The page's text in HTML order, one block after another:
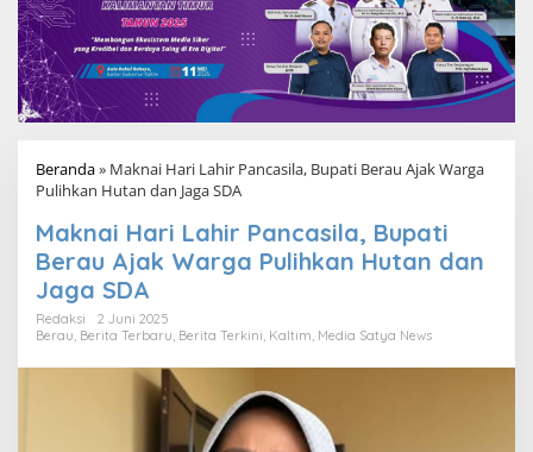
Beranda» Maknai Hari Lahir Pancasila, Bupati Berau Ajak Warga
Pulihkan Hutan dan Jaga SDA
Maknai Hari Lahir Pancasila, Bupati
Berau Ajak Warga Pulihkan Hutan dan
Jaga SDA
Redaksi
2 Juni 2025
Berau Berita Terbaru Berita Terkini Kaltim Media Satya News